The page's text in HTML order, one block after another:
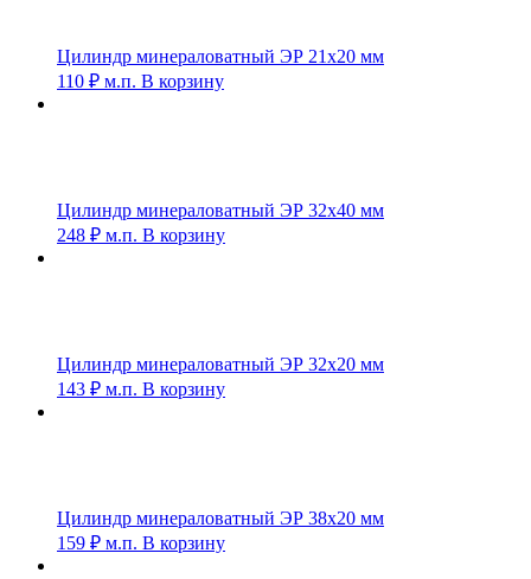
Цилиндр минераловатный ЭР 21х20 мм
110 ₽ м.п. В корзину
Цилиндр минераловатный ЭР 32х40 мм
248 ₽ м.п. В корзину
Цилиндр минераловатный ЭР 32х20 мм
143 ₽ м.п. В корзину
Цилиндр минераловатный ЭР 38х20 мм
159 ₽ м.п. В корзину